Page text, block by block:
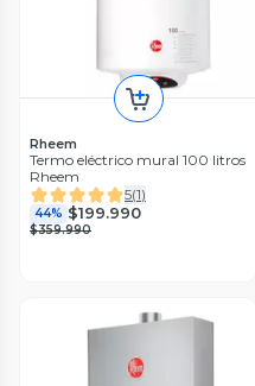
Rheem
Termo eléctrico mural 100 litros
Rheem
5(1)
44% $199.990
$359.990